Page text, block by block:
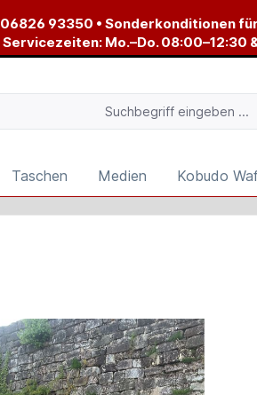
06826 93350 • Sonderkonditionen
Servicezeiten: Mo.–Do. 08:00–12:30
Taschen Medien Kobudo